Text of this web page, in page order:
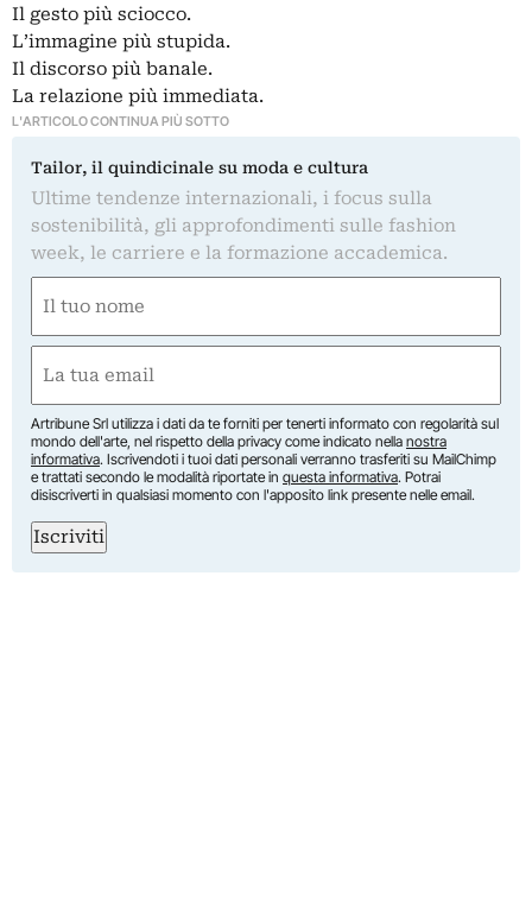
Il gesto più sciocco.
L’immagine più stupida.
Il discorso più banale.
La relazione più immediata.
L'ARTICOLO CONTINUA PIÙ SOTTO
Tailor, il quindicinale su moda e cultura
Ultime tendenze internazionali, i focus sulla
sostenibilità, gli approfondimenti sulle fashion
week, le carriere e la formazione accademica.
(Obbligatorio)
Nome
(Obbligatorio)
Artribune Srl utilizza i dati da te forniti per tenerti informato con regolarità sul
mondo dell'arte, nel rispetto della privacy come indicato nella nostra
informativa. Iscrivendoti i tuoi dati personali verranno trasferiti su MailChimp
e trattati secondo le modalità riportate in questa informativa. Potrai
disiscriverti in qualsiasi momento con l'apposito link presente nelle email.
Iscriviti